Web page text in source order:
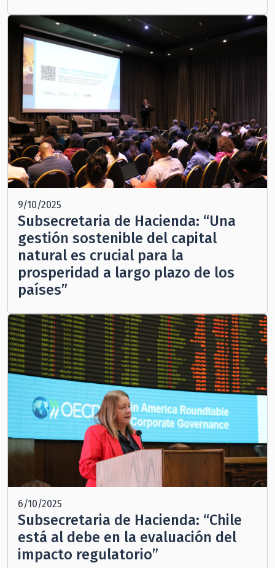
9/10/2025
Subsecretaria de Hacienda: “Una
gestión sostenible del capital
natural es crucial para la
prosperidad a largo plazo de los
países”
6/10/2025
Subsecretaria de Hacienda: “Chile
está al debe en la evaluación del
impacto regulatorio”